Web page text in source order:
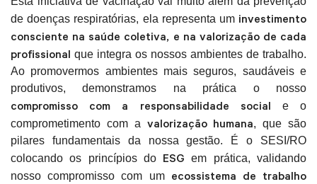
de doenças respiratórias, ela representa um investimento
consciente na saúde coletiva, e na valorização de cada
profissional que integra os nossos ambientes de trabalho.
Ao promovermos ambientes mais seguros, saudáveis e
produtivos, demonstramos na prática o nosso
compromisso com a responsabilidade social e o
comprometimento com a valorização humana, que são
pilares fundamentais da nossa gestão. É o SESI/RO
colocando os princípios do ESG em prática, validando
nosso compromisso com umecossistema de trabalho